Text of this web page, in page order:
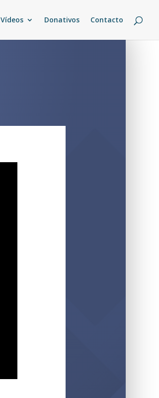
Vídeos Donativos Contacto